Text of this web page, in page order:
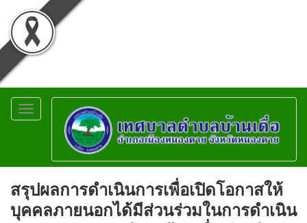
Toggle
navigation
สรุปผลการดำเนินการเพื่อเปิดโอกาสให้
บุคคลภายนอกได้มีส่วนร่วมในการดำเนิน